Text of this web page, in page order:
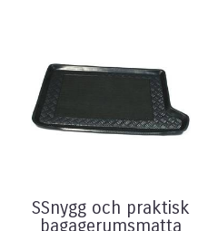
SSnygg och praktisk
bagagerumsmatta